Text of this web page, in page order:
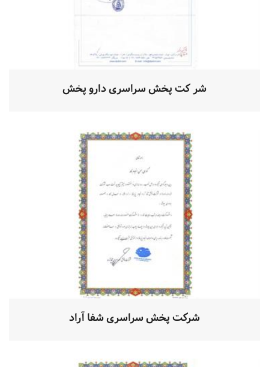
شر کت پخش سراسری دارو پخش
شرکت پخش سراسری شفا آراد